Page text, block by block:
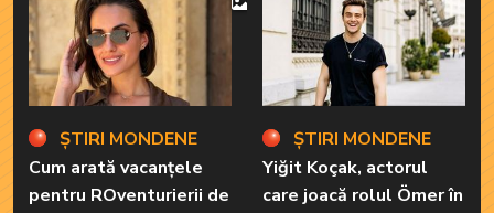
ȘTIRI MONDENE
Cum arată vacanțele
pentru ROventurierii de
ȘTIRI MONDENE
Yiğit Koçak, actorul
care joacă rolul Ömer în